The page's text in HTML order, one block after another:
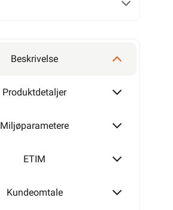
80mm
Beskrivelse
Produktdetaljer
Miljøparametere
ETIM
Kundeomtale